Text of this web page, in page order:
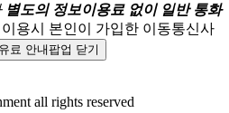
별도의 정보이용료 없이 일반 통화
용시 본인이 가입한 이동통신사
유료 안내팝업 닫기
all rights reserved